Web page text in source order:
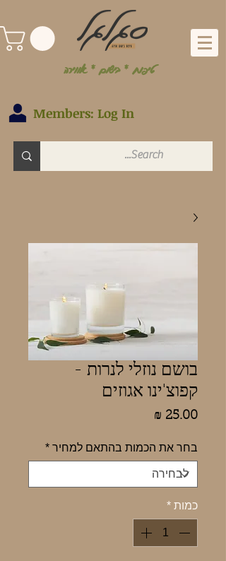
טיפוח * בישום * אווירה
Members: Log In
בושם נוזלי לנרות -
קפוצ'ינו אגוזים
בחר את הכמות בהתאם למחיר *
כמות *